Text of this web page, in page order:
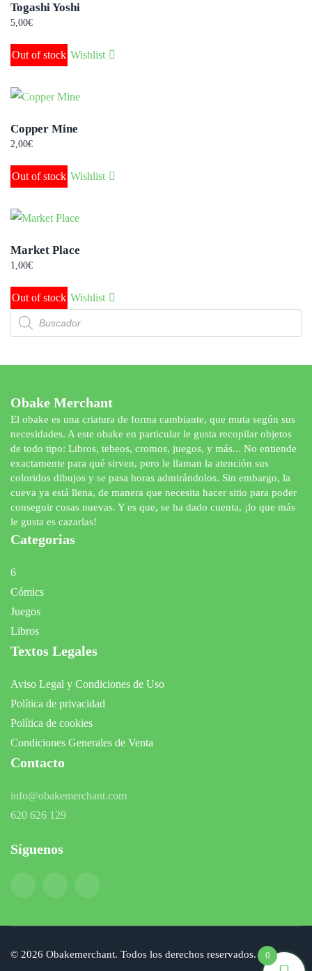
Togashi Yoshi
5,00€
Out of stock Wishlist
Copper Mine
2,00€
Out of stock Wishlist
Market Place
1,00€
Out of stock Wishlist
Búsqueda
de
productos
Obake Merchant
El obake es una criatura de forma cambiante, que muta según sus
necesidades. A este obake en particular le gusta recopilar objetos
de todo tipo: Libros, tebeos, cromos, juegos, y más... No entiende
exactamente para qué sirven, pero le llaman la atención sus
coloridos dibujos y se pasa horas admirándolos. Sin embargo, la
cueva ya está llena, de manera que necesita hacer sitio para poder
conseguir cosas nuevas. Y es que, se ha dado cuenta, ¡lo que más
le gusta es cazarlas!
Categorias
6
Cómics
Juegos
Libros
Textos Legales
Aviso Legal y Condiciones de Uso
Política de privacidad
Política de cookies
Condiciones Generales de Venta
Contacto
info@obakemerchant.com
620 626 129
Síguenos
© 2026 Obakemerchant. Todos los derechos reservados. 0